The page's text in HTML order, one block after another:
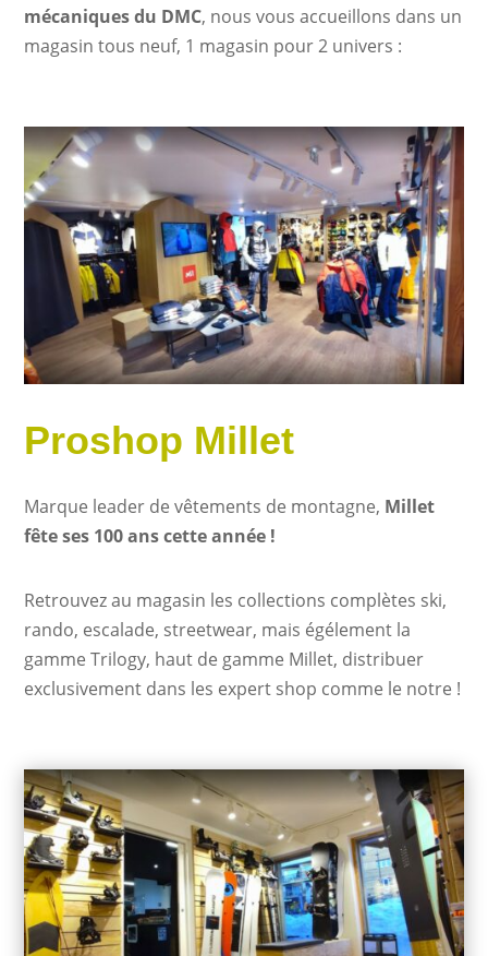
mécaniques du DMC, nous vous accueillons dans un
magasin tous neuf, 1 magasin pour 2 univers :
Proshop Millet
Marque leader de vêtements de montagne, Millet
fête ses 100 ans cette année !
Retrouvez au magasin les collections complètes ski,
rando, escalade, streetwear, mais égélement la
gamme Trilogy, haut de gamme Millet, distribuer
exclusivement dans les expert shop comme le notre !